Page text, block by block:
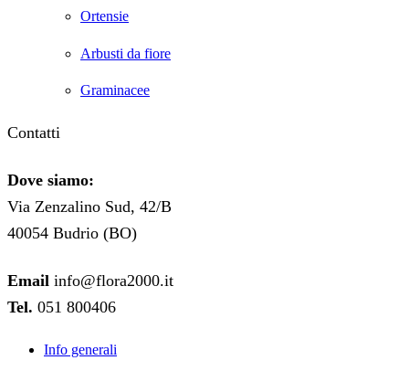
Ortensie
Arbusti da fiore
Graminacee
Contatti
Dove siamo:
Via Zenzalino Sud, 42/B
40054 Budrio (BO)
Email info@flora2000.it
Tel. 051 800406
Info generali